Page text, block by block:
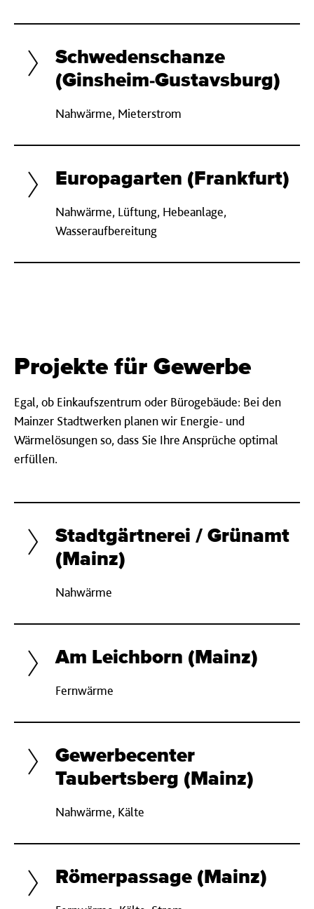
Schwedenschanze
(Ginsheim-Gustavsburg)
Nahwärme, Mieterstrom
Europagarten (Frankfurt)
Nahwärme, Lüftung, Hebeanlage,
Wasseraufbereitung
Projekte für Gewerbe
Egal, ob Einkaufszentrum oder Bürogebäude: Bei den
Mainzer Stadtwerken planen wir Energie- und
Wärmelösungen so, dass Sie Ihre Ansprüche optimal
erfüllen.
Stadtgärtnerei / Grünamt
(Mainz)
Nahwärme
Am Leichborn (Mainz)
Fernwärme
Gewerbecenter
Taubertsberg (Mainz)
Nahwärme, Kälte
Römerpassage (Mainz)